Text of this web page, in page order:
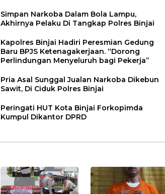
Simpan Narkoba Dalam Bola Lampu,
Akhirnya Pelaku Di Tangkap Polres Binjai
Kapolres Binjai Hadiri Peresmian Gedung
Baru BPJS Ketenagakerjaan. “Dorong
Perlindungan Menyeluruh bagi Pekerja”
Pria Asal Sunggal Jualan Narkoba Dikebun
Sawit, Di Ciduk Polres Binjai
Peringati HUT Kota Binjai Forkopimda
Kumpul Dikantor DPRD